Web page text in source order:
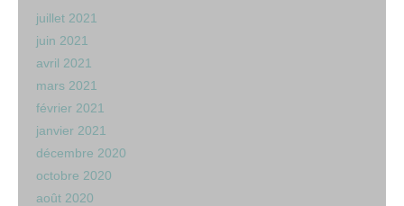
juillet 2021
juin 2021
avril 2021
mars 2021
février 2021
janvier 2021
décembre 2020
octobre 2020
août 2020